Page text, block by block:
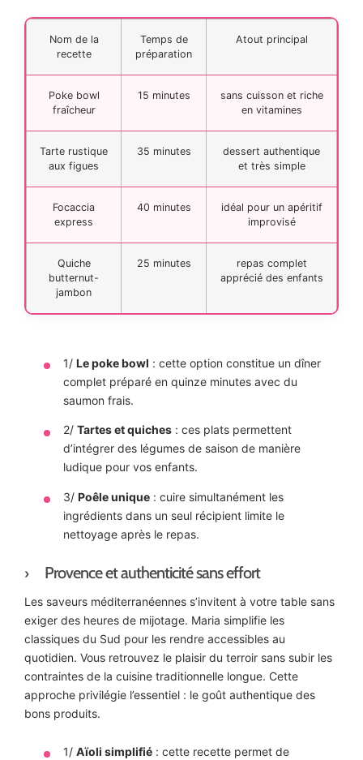
Nom de la
recette
Temps de
préparation
Atout principal
Poke bowl
fraîcheur
15 minutes
sans cuisson et riche
en vitamines
Tarte rustique
aux figues
35 minutes
dessert authentique
et très simple
Focaccia
express
40 minutes
idéal pour un apéritif
improvisé
Quiche
butternut-
jambon
25 minutes
repas complet
apprécié des enfants
1/ Le poke bowl : cette option constitue un dîner
complet préparé en quinze minutes avec du
saumon frais.
2/ Tartes et quiches : ces plats permettent
d’intégrer des légumes de saison de manière
ludique pour vos enfants.
3/ Poêle unique : cuire simultanément les
ingrédients dans un seul récipient limite le
nettoyage après le repas.
Provence et authenticité sans effort
Les saveurs méditerranéennes s’invitent à votre table sans
exiger des heures de mijotage. Maria simplifie les
classiques du Sud pour les rendre accessibles au
quotidien. Vous retrouvez le plaisir du terroir sans subir les
contraintes de la cuisine traditionnelle longue. Cette
approche privilégie l’essentiel : le goût authentique des
bons produits.
1/ Aïoli simplifié : cette recette permet de